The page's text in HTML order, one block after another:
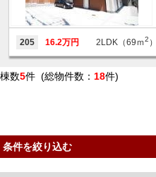
205 16.2万円 2LDK（69ｍ2 ）
棟数5件 (総物件数： 18件)
条件を絞り込む